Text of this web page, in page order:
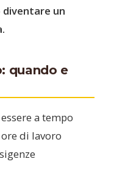
un
quando e
a tempo
di lavoro